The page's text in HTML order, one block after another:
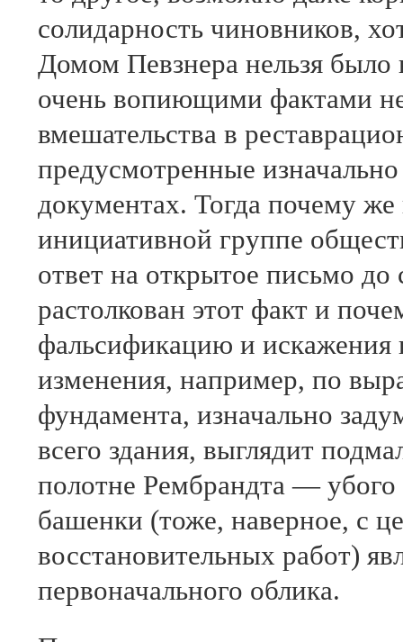
солидарность чиновников,
Домом Певзнера нельзя было
очень вопиющими фактами
вмешательства в
предусмотренные
документах. Тогда почему
инициативной группе
ответ на открытое письмо
растолкован этот факт и
фальсификацию и искажения
изменения, например, по
фундамента, изначально
всего здания, выглядит
полотне Рембрандта — убого
башенки (тоже, наверное, с
восстановительных работ)
первоначального облика.